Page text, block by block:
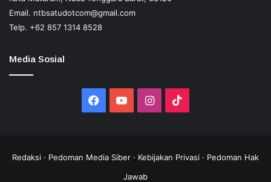
Email. ntbsatudotcom@gmail.com
Telp. +62 857 1314 8528
Media Sosial
Facebook
YouTubeInstagram
Redaksi · Pedoman Media Siber · Kebijakan Privasi · Pedoman Hak
Jawab